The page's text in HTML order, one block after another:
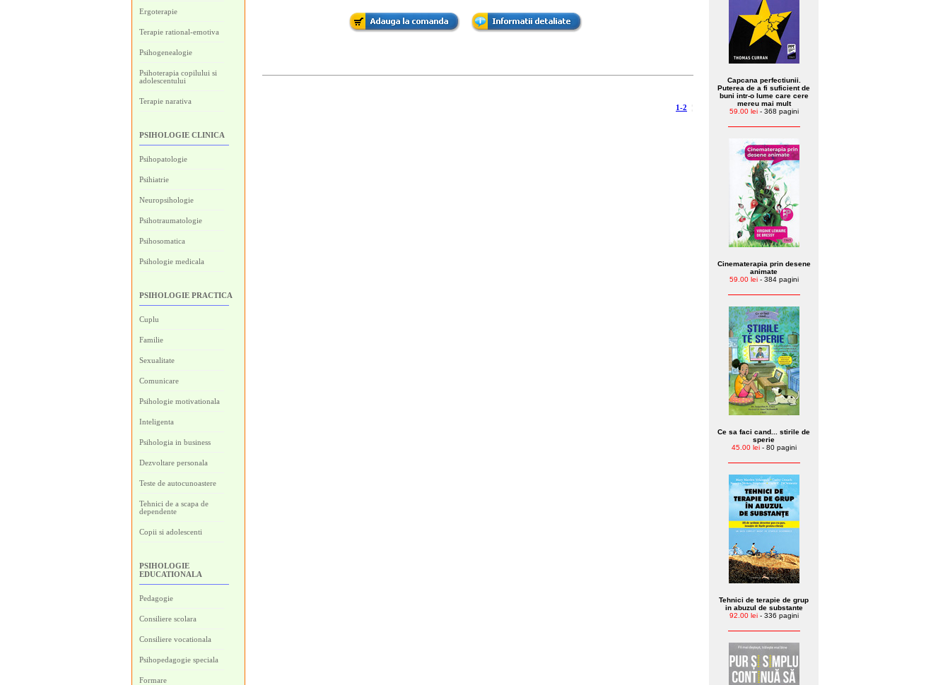
Ergoterapie
Terapie rational-emotiva
Psihogenealogie
Psihoterapia copilului si
adolescentului
Terapie narativa
PSIHOLOGIE CLINICA
Psihopatologie
Psihiatrie
Neuropsihologie
Psihotraumatologie
Psihosomatica
Psihologie medicala
PSIHOLOGIE PRACTICA
Cuplu
Familie
Sexualitate
Comunicare
Psihologie motivationala
Inteligenta
Psihologia in business
Dezvoltare personala
Teste de autocunoastere
Tehnici de a scapa de
dependente
Copii si adolescenti
PSIHOLOGIE
EDUCATIONALA
Pedagogie
Consiliere scolara
Consiliere vocationala
Psihopedagogie speciala
Formare
1-2
Capcana perfectiunii.
Puterea de a fi suficient de
buni intr-o lume care cere
mereu mai mult
59.00 lei- 368 pagini
Cinematerapia prin desene
animate
59.00 lei- 384 pagini
Ce sa faci cand... stirile de
sperie
45.00 lei- 80 pagini
Tehnici de terapie de grup
in abuzul de substante
92.00 lei- 336 pagini